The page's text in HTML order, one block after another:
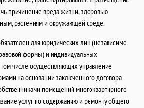
причинение вреда жизни, здоровью
растениям и окружающей среде.
для юридических лиц (независимо
формы) и индивидуальных
числе осуществляющих управление
на основании заключенного договора
помещений многоквартирного
услуг по содержанию и ремонту общего